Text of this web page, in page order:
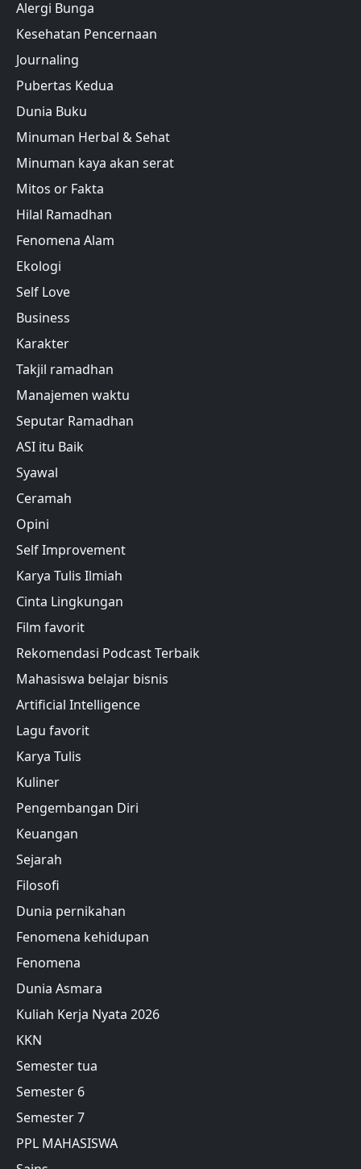
Alergi Bunga
Kesehatan Pencernaan
Journaling
Pubertas Kedua
Dunia Buku
Minuman Herbal & Sehat
Minuman kaya akan serat
Mitos or Fakta
Hilal Ramadhan
Fenomena Alam
Ekologi
Self Love
Business
Karakter
Takjil ramadhan
Manajemen waktu
Seputar Ramadhan
ASI itu Baik
Syawal
Ceramah
Opini
Self Improvement
Karya Tulis Ilmiah
Cinta Lingkungan
Film favorit
Rekomendasi Podcast Terbaik
Mahasiswa belajar bisnis
Artificial Intelligence
Lagu favorit
Karya Tulis
Kuliner
Pengembangan Diri
Keuangan
Sejarah
Filosofi
Dunia pernikahan
Fenomena kehidupan
Fenomena
Dunia Asmara
Kuliah Kerja Nyata 2026
KKN
Semester tua
Semester 6
Semester 7
PPL MAHASISWA